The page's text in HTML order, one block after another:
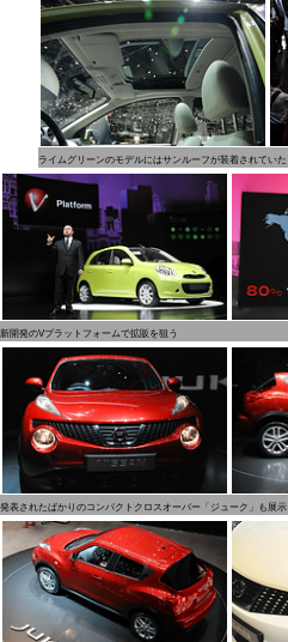
ライムグリーンのモデルにはサンルーフが装着されていた
新開発のVプラットフォームで拡販を狙う
発表されたばかりのコンパクトクロスオーバー「ジューク」も展示